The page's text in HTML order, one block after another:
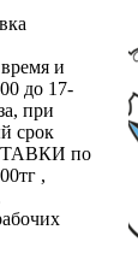
и
до 17-
при
срок
по
,